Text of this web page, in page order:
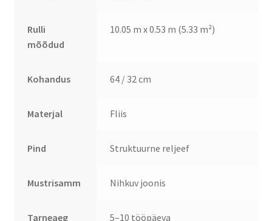
Rulli
mõõdud
10.05 m x 0.53 m (5.33 m²)
Kohandus 64 / 32 cm
Materjal Fliis
Pind Struktuurne reljeef
Mustrisamm Nihkuv joonis
Tarneaeg 5–10 tööpäeva